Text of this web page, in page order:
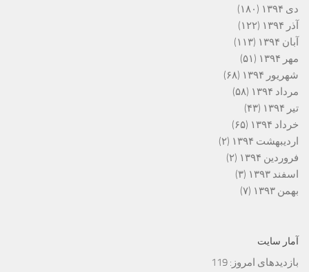
دی ۱۳۹۴
(۱۸۰)
آذر ۱۳۹۴
(۱۲۲)
آبان ۱۳۹۴
(۱۱۳)
مهر ۱۳۹۴
(۵۱)
شهریور ۱۳۹۴
(۶۸)
مرداد ۱۳۹۴
(۵۸)
تیر ۱۳۹۴
(۴۳)
خرداد ۱۳۹۴
(۶۵)
اردیبهشت ۱۳۹۴
(۲)
فروردین ۱۳۹۴
(۲)
اسفند ۱۳۹۳
(۳)
بهمن ۱۳۹۳
(۷)
آمار سایت
بازدیدهای امروز: 119